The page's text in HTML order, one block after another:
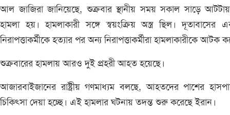
আল জাজিরা জানিয়েছে, শুক্রবার স্থানীয় সময় সকাল সাড়ে
হামলা হয়। হামলাকারী সঙ্গে স্বয়ংক্রিয় অস্ত্র ছিল। দূতাবাসের
নিরাপত্তাকর্মীকে হত্যার পর অন্য নিরাপত্তাকর্মীরা হামলাকারীকে আটক
শুক্রবারের হামলায় আরও দুই প্রহরী আহত হয়েছে।
আজারবাইজানের রাষ্ট্রীয় গণমাধ্যম বলছে, আহতদের পাশের
চিকিৎসা দেয়া হচ্ছে। এই হামলার ঘটনায় তদন্ত শুরু করেছে ইরান।